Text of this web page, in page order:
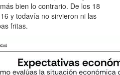
bien lo contrario. De los 18
y todavía no sirvieron ni las
fritas.